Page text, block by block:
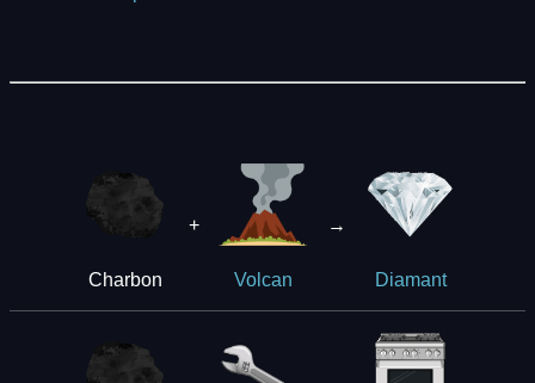
Charbon
+
Volcan
→
Diamant